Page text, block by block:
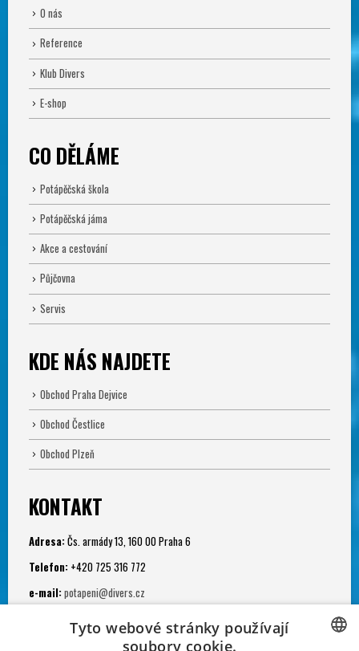
O nás
Reference
Klub Divers
E-shop
CO DĚLÁME
Potápěčská škola
Potápěčská jáma
Akce a cestování
Půjčovna
Servis
KDE NÁS NAJDETE
Obchod Praha Dejvice
Obchod Čestlice
Obchod Plzeň
KONTAKT
Adresa: Čs. armády 13, 160 00 Praha 6
Telefon: +420 725 316 772
e-mail: potapeni@divers.cz
Po - Pá: 11.00 - 19.00
Tyto webové stránky používají
soubory cookie.